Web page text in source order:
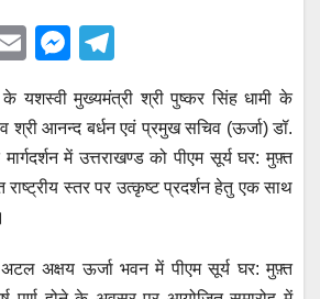
wi
E
ail
M
ss
e
n
er
el
e
gr
a
यशस्वी मुख्यमंत्री श्री पुष्कर सिंह धामी के
आनन्द बर्धन एवं प्रमुख सचिव (ऊर्जा) डॉ.
में उत्तराखण्ड को पीएम सूर्य घर: मुफ़्त
राष्ट्रीय स्तर पर उत्कृष्ट प्रदर्शन हेतु एक साथ
अक्षय ऊर्जा भवन में पीएम सूर्य घर: मुफ़्त